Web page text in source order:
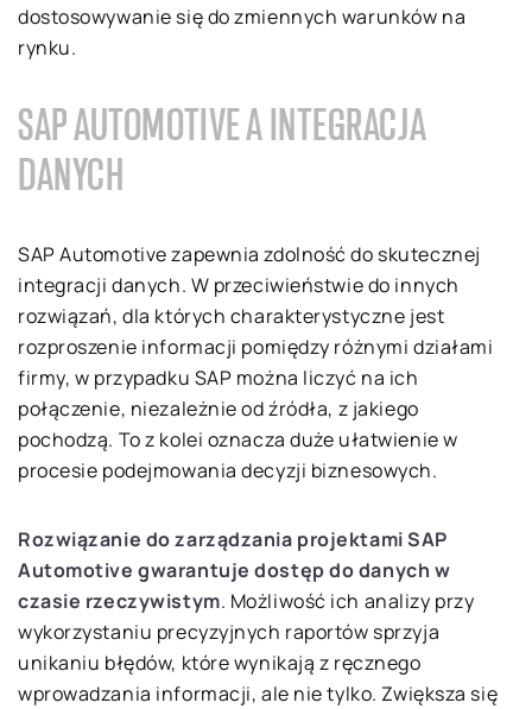
dostosowywanie się do zmiennych warunków na
rynku.
SAP AUTOMOTIVE A INTEGRACJA
DANYCH
SAP Automotive zapewnia zdolność do skutecznej
integracji danych. W przeciwieństwie do innych
rozwiązań, dla których charakterystyczne jest
rozproszenie informacji pomiędzy różnymi działami
firmy, w przypadku SAP można liczyć na ich
połączenie, niezależnie od źródła, z jakiego
pochodzą. To z kolei oznacza duże ułatwienie w
procesie podejmowania decyzji biznesowych.
Rozwiązanie do zarządzania projektami SAP
Automotive gwarantuje dostęp do danych w
czasie rzeczywistym. Możliwość ich analizy przy
wykorzystaniu precyzyjnych raportów sprzyja
unikaniu błędów, które wynikają z ręcznego
wprowadzania informacji, ale nie tylko. Zwiększa się